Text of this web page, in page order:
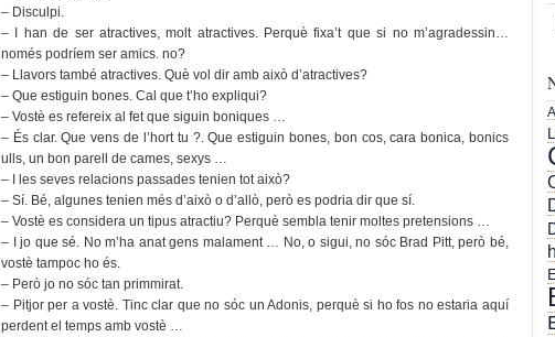
– Disculpi.
– I han de ser atractives, molt atractives. Perquè fixa’t que si no m’agradessin…
només podríem ser amics. no?
– Llavors també atractives. Què vol dir amb això d’atractives?
– Que estiguin bones. Cal que t’ho expliqui?
– Vostè es refereix al fet que siguin boniques …
– És clar. Que vens de l’hort tu ?. Que estiguin bones, bon cos, cara bonica, bonics
ulls, un bon parell de cames, sexys …
– I les seves relacions passades tenien tot això?
– Sí. Bé, algunes tenien més d’això o d’allò, però es podria dir que sí.
– Vostè es considera un tipus atractiu? Perquè sembla tenir moltes pretensions …
– I jo que sé. No m’ha anat gens malament … No, o sigui, no sóc Brad Pitt, però bé,
vostè tampoc ho és.
– Però jo no sóc tan primmirat.
– Pitjor per a vostè. Tinc clar que no sóc un Adonis, perquè si ho fos no estaria aquí
perdent el temps amb vostè …